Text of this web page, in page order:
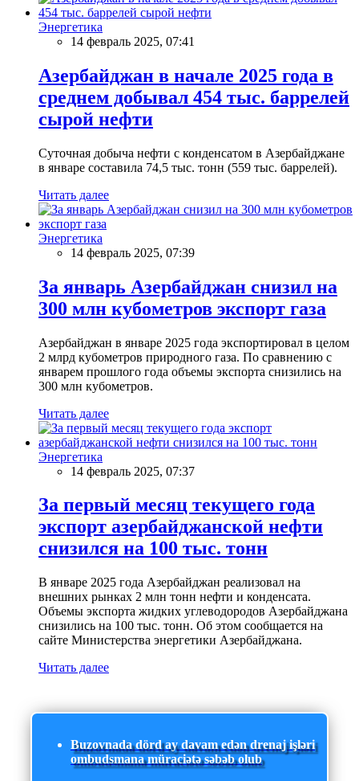
Энергетика
14 февраль 2025, 07:41
Азербайджан в начале 2025 года в
среднем добывал 454 тыс. баррелей
сырой нефти
Суточная добыча нефти с конденсатом в Азербайджане
в январе составила 74,5 тыс. тонн (559 тыс. баррелей).
Читать далее
Энергетика
14 февраль 2025, 07:39
За январь Азербайджан снизил на
300 млн кубометров экспорт газа
Азербайджан в январе 2025 года экспортировал в целом
2 млрд кубометров природного газа. По сравнению с
январем прошлого года объемы экспорта снизились на
300 млн кубометров.
Читать далее
Энергетика
14 февраль 2025, 07:37
За первый месяц текущего года
экспорт азербайджанской нефти
снизился на 100 тыс. тонн
В январе 2025 года Азербайджан реализовал на
внешних рынках 2 млн тонн нефти и конденсата.
Объемы экспорта жидких углеводородов Азербайджана
снизились на 100 тыс. тонн. Об этом сообщается на
сайте Министерства энергетики Азербайджана.
Читать далее
Buzovnada dörd ay davam edən drenaj işləri
ombudsmana müraciətə səbəb olub